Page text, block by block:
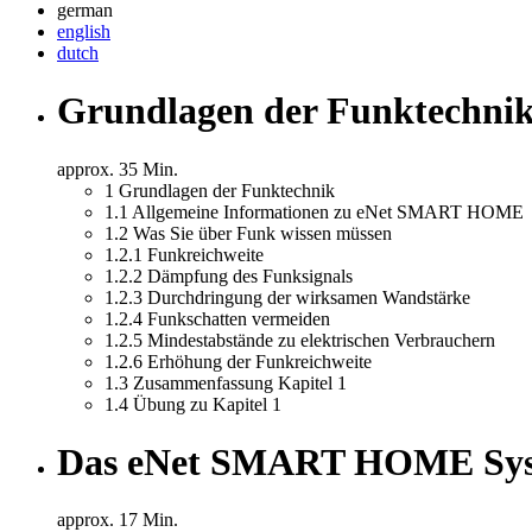
german
english
dutch
Grundlagen der
approx. 35 Min.
1 Grundlagen der Funktechnik
1.1 Allgemeine Informationen zu eNet SMART HOME
1.2 Was Sie über Funk wissen müssen
1.2.1 Funkreichweite
1.2.2 Dämpfung des Funksignals
1.2.3 Durchdringung der wirksamen Wandstärke
1.2.4 Funkschatten vermeiden
1.2.5 Mindestabstände zu elektrischen Verbrauchern
1.2.6 Erhöhung der Funkreichweite
1.3 Zusammenfassung Kapitel 1
1.4 Übung zu Kapitel 1
Das eNet SMART HOME
approx. 17 Min.